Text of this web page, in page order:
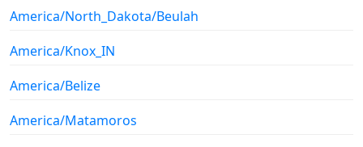
America/North_Dakota/Beulah
America/Knox_IN
America/Belize
America/Matamoros